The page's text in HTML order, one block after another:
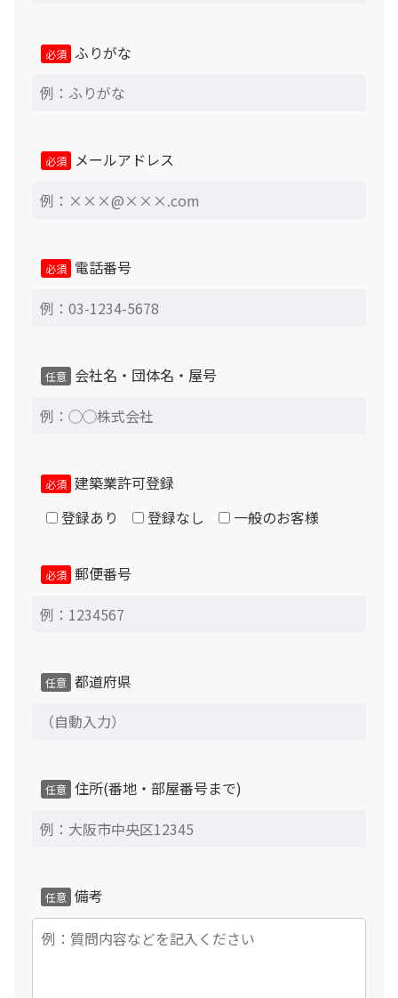
必須 ふりがな
必須 メールアドレス
必須 電話番号
任意 会社名・団体名・屋号
必須 建築業許可登録
登録あり
登録なし 一般のお客様
必須 郵便番号
任意 都道府県
任意 住所(番地・部屋番号まで)
任意 備考